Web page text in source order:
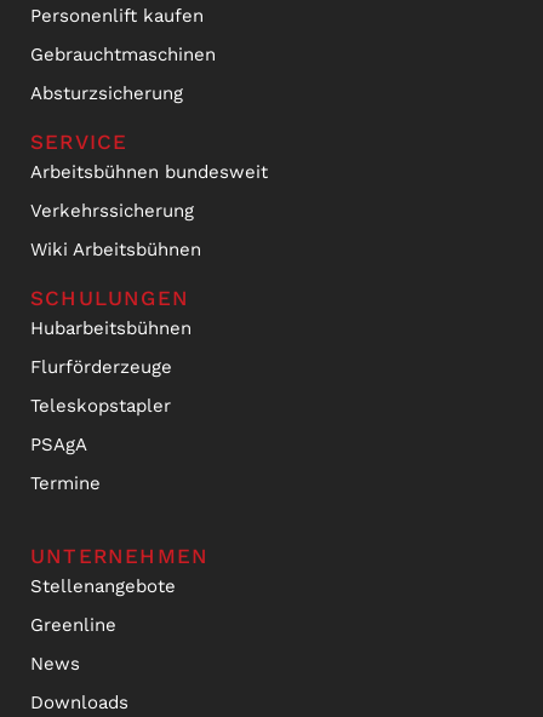
Personenlift kaufen
Gebrauchtmaschinen
Absturzsicherung
SERVICE
Arbeitsbühnen bundesweit
Verkehrssicherung
Wiki Arbeitsbühnen
SCHULUNGEN
Hubarbeitsbühnen
Flurförderzeuge
Teleskopstapler
PSAgA
Termine
UNTERNEHMEN
Stellenangebote
Greenline
News
Downloads